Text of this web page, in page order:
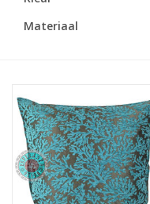
Deuren
Kleden
Vachten
Materiaal